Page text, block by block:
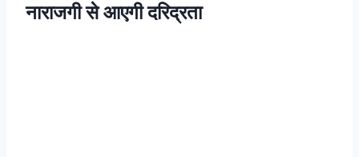
नाराजगी से आएगी दरिद्रता